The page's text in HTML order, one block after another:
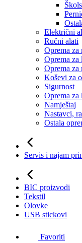
Električni
Ručni alati
Oprema za
Oprema za
Oprema za
Koševi za
Sigurnost
Oprema za
Namještaj
Nastavci,
Ostala
Servis i najam
BIC proizvodi
Tekstil
Olovke
USB stickovi
Favoriti